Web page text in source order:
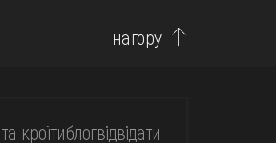
нагору
кроїтиблогвідвідати